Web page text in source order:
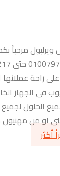
ويرلبول مرحبأ
عملائها
فى الجهاز
الحلول
او من مهنيون
أكثر